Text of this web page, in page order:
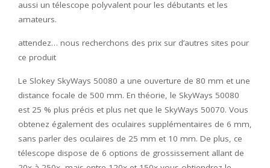
aussi un télescope polyvalent pour les débutants et les
amateurs.
attendez… nous recherchons des prix sur d’autres sites pour
ce produit
Le Slokey SkyWays 50080 a une ouverture de 80 mm et une
distance focale de 500 mm. En théorie, le SkyWays 50080
est 25 % plus précis et plus net que le SkyWays 50070. Vous
obtenez également des oculaires supplémentaires de 6 mm,
sans parler des oculaires de 25 mm et 10 mm. De plus, ce
télescope dispose de 6 options de grossissement allant de